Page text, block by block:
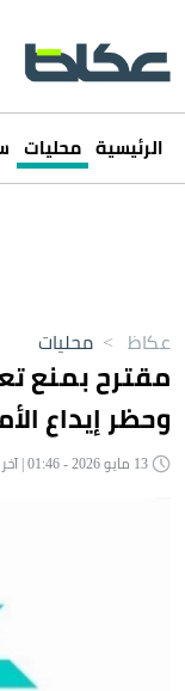
الرئيسية محليات
عكاظ > محليات
مقترح بمنع
وحظر إيداع